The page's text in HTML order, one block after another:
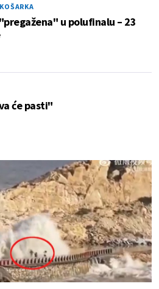
u polufinalu – 23
će pasti"